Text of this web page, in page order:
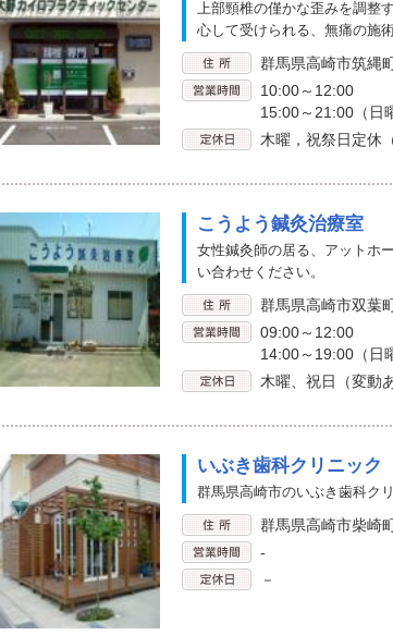
上部頸椎の僅かな歪みを調整
心して受けられる、無痛の施術
群馬県高崎市筑縄
10:00～12:00
15:00～21:00（日
木曜，祝祭日定休
こうよう鍼灸治療室
女性鍼灸師の居る、アットホ
い合わせください。
群馬県高崎市双葉
09:00～12:00
14:00～19:00（日
木曜、祝日（変動
いぶき歯科クリニック
群馬県高崎市のいぶき歯科ク
群馬県高崎市柴崎
-
－